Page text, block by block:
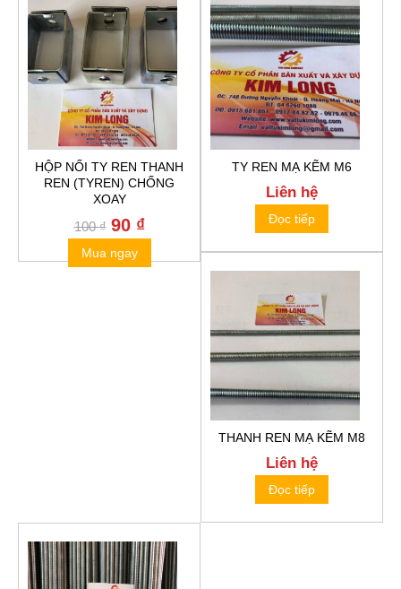
HỘP NỐI TY REN THANH
REN (TYREN) CHỐNG
XOAY
100₫ Original
price
was:
90 ₫Current
price
is:
Mua ngay
TY REN MẠ KẼM M6
Liên hệ
Đọc tiếp
THANH REN MẠ KẼM M8
Liên hệ
Đọc tiếp